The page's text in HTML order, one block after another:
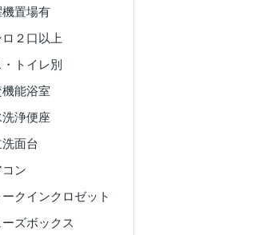
置場有
ロ２口以上
トイレ別
能浴室
浄便座
面台
ン
ークインクロゼット
ーズボックス